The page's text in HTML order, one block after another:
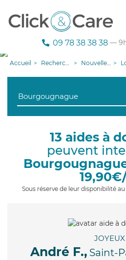
09 78 38 38 38 —
Accueil Recherche aide à domicile Nouvelle-Aquitaine
13 aides à
peuvent
Sous réserve de leur disponibilité
JOYEUX
André F., Saint-